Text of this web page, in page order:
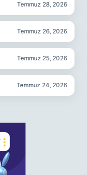
Temmuz 28, 2026
Temmuz 26, 2026
Temmuz 25, 2026
Temmuz 24, 2026